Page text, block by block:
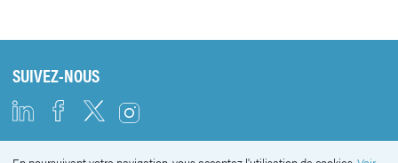
SUIVEZ-NOUS